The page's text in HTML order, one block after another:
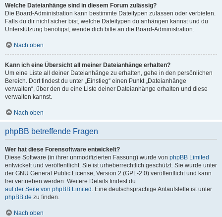
Welche Dateianhänge sind in diesem Forum zulässig?
Die Board-Administration kann bestimmte Dateitypen zulassen oder verbieten.
Falls du dir nicht sicher bist, welche Dateitypen du anhängen kannst und du
Unterstützung benötigst, wende dich bitte an die Board-Administration.
Nach oben
Kann ich eine Übersicht all meiner Dateianhänge erhalten?
Um eine Liste all deiner Dateianhänge zu erhalten, gehe in den persönlichen
Bereich. Dort findest du unter „Einstieg“ einen Punkt „Dateianhänge
verwalten“, über den du eine Liste deiner Dateianhänge erhalten und diese
verwalten kannst.
Nach oben
phpBB betreffende Fragen
Wer hat diese Forensoftware entwickelt?
Diese Software (in ihrer unmodifizierten Fassung) wurde von phpBB Limited
entwickelt und veröffentlicht. Sie ist urheberrechtlich geschützt. Sie wurde unter
der GNU General Public License, Version 2 (GPL-2.0) veröffentlicht und kann
frei vertrieben werden. Weitere Details findest du
auf der Seite von phpBB Limited . Eine deutschsprachige Anlaufstelle ist unter
phpBB.de zu finden.
Nach oben